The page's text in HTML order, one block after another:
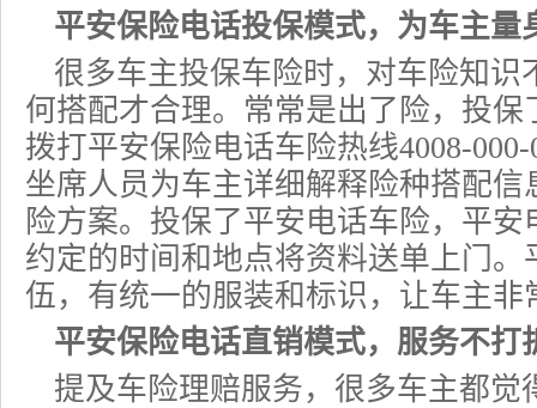
平安保险电话投保模式，为车主量
很多车主投保车险时，对车险知识
何搭配才合理。常常是出了险，投
拨打平安保险电话车险热线4008-
坐席人员为车主详细解释险种搭配
险方案。投保了平安电话车险，平安
约定的时间和地点将资料送单上门
伍，有统一的服装和标识，让车主非
平安保险电话直销模式，服务不打
提及车险理赔服务，很多车主都觉